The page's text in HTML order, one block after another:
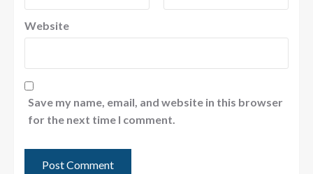
Website
Save my name, email, and website in this browser
for the next time I comment.